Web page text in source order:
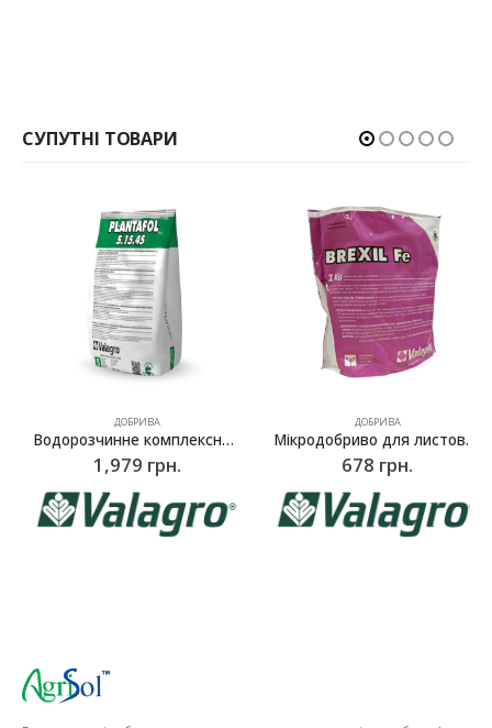
СУПУТНІ ТОВАРИ
ДОБРИВА
Водорозчинне комплексне добриво Плантафол (Plantafol) NPK 5.15.45, Valagro – 5 кг
1,979грн.
ДОБРИВА
Мікродобриво для листових підживлень Брексіл Fe (Brexil Fe), Valagro – 1 кг
678грн.
Водорозчинні добрива, стимулятори для росту рослин від виробника!